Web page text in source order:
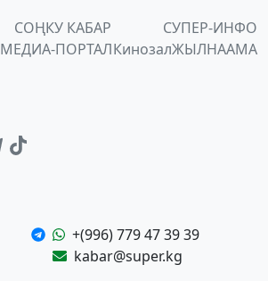
СОҢКУ КАБАР
СУПЕР-ИНФО
МЕДИА-ПОРТАЛКинозалЖЫЛНААМА
+(996) 779 47 39 39
kabar@super.kg